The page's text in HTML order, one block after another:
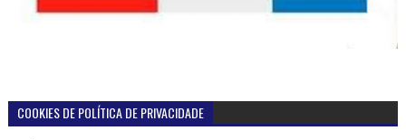
COOKIES DE POLÍTICA DE PRIVACIDADE